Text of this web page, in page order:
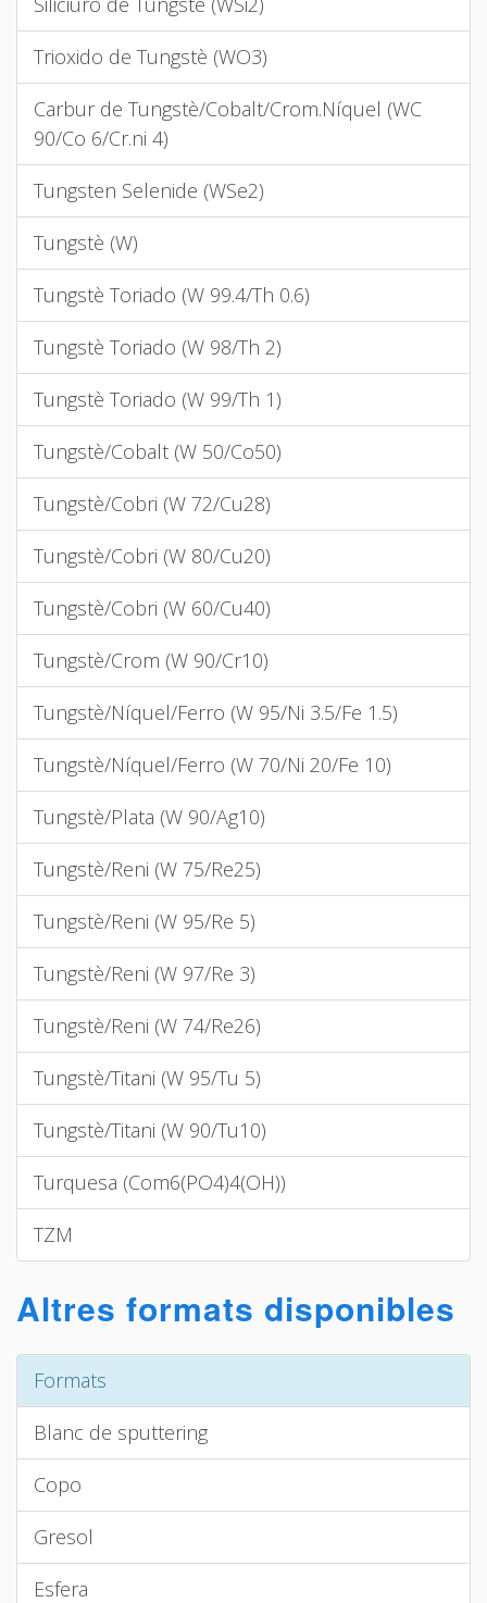
Trioxido de Tungstè (WO3)
Carbur de Tungstè/Cobalt/Crom.Níquel (WC
90/Co 6/Cr.ni 4)
Tungsten Selenide (WSe2)
Tungstè (W)
Tungstè Toriado (W 99.4/Th 0.6)
Tungstè Toriado (W 98/Th 2)
Tungstè Toriado (W 99/Th 1)
Tungstè/Cobalt (W 50/Co50)
Tungstè/Cobri (W 72/Cu28)
Tungstè/Cobri (W 80/Cu20)
Tungstè/Cobri (W 60/Cu40)
Tungstè/Crom (W 90/Cr10)
Tungstè/Níquel/Ferro (W 95/Ni 3.5/Fe 1.5)
Tungstè/Níquel/Ferro (W 70/Ni 20/Fe 10)
Tungstè/Plata (W 90/Ag10)
Tungstè/Reni (W 75/Re25)
Tungstè/Reni (W 95/Re 5)
Tungstè/Reni (W 97/Re 3)
Tungstè/Reni (W 74/Re26)
Tungstè/Titani (W 95/Tu 5)
Tungstè/Titani (W 90/Tu10)
Turquesa (Com6(PO4)4(OH))
TZM
Altres formats disponibles
Formats
Blanc de sputtering
Copo
Gresol
Esfera